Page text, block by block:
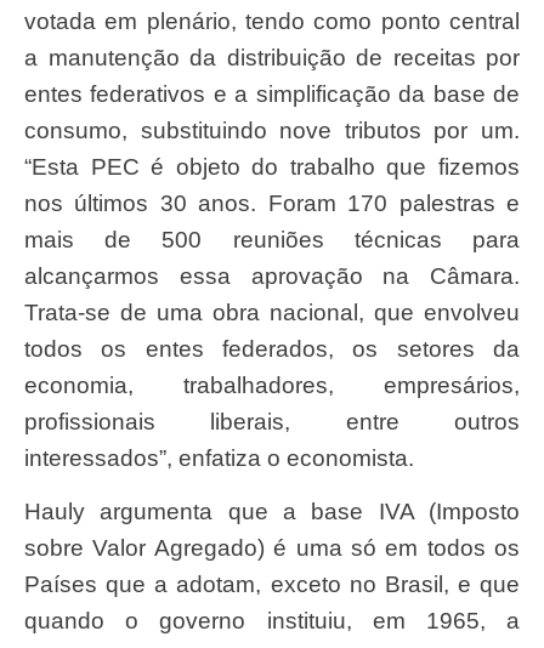
votada em plenário, tendo como ponto central
a manutenção da distribuição de receitas por
entes federativos e a simplificação da base de
consumo, substituindo nove tributos por um.
“Esta PEC é objeto do trabalho que fizemos
nos últimos 30 anos. Foram 170 palestras e
mais de 500 reuniões técnicas para
alcançarmos essa aprovação na Câmara.
Trata-se de uma obra nacional, que envolveu
todos os entes federados, os setores da
economia, trabalhadores, empresários,
profissionais liberais, entre outros
interessados”, enfatiza o economista.
Hauly argumenta que a base IVA (Imposto
sobre Valor Agregado) é uma só em todos os
Países que a adotam, exceto no Brasil, e que
quando o governo instituiu, em 1965, a